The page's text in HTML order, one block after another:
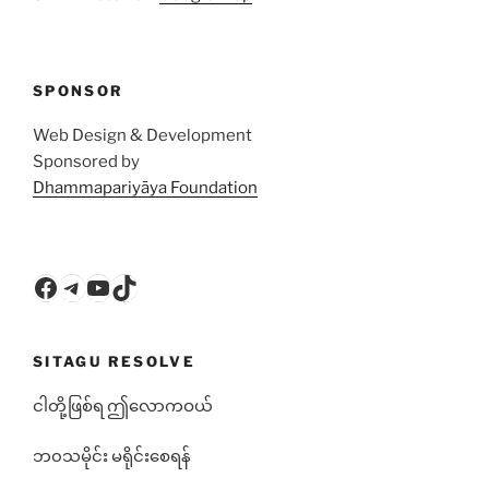
SPONSOR
Web Design & Development
Sponsored by
Dhammapariyāya Foundation
Facebook
Telegram
YouTube
TikTok
SITAGU RESOLVE
ငါတို့ဖြစ်ရ ဤလောကဝယ်
ဘ၀သမိုင်း မရိုင်းစေရန်